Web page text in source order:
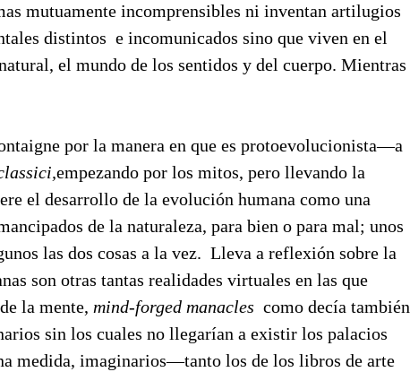
mutuamente incomprensibles ni inventan artilugios
distintos e incomunicados sino que viven en el
el mundo de los sentidos y del cuerpo. Mientras
por la manera en que es protoevolucionista—a
empezando por los mitos, pero llevando la
el desarrollo de la evolución humana como una
de la naturaleza, para bien o para mal; unos
las dos cosas a la vez. Lleva a reflexión sobre la
son otras tantas realidades virtuales en las que
la mente, mind-forged manacles como decía también
sin los cuales no llegarían a existir los palacios
medida, imaginarios—tanto los de los libros de arte